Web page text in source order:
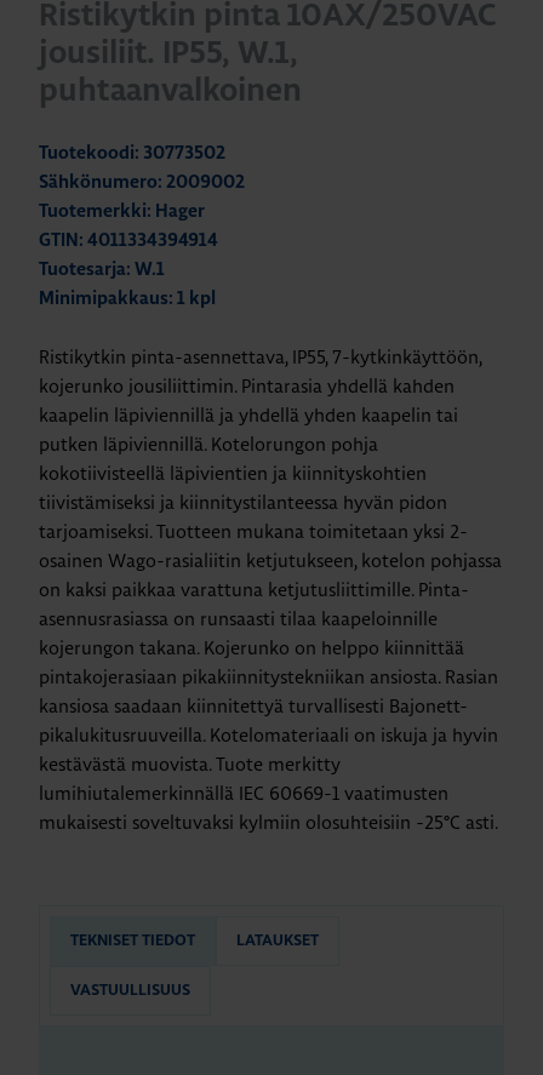
Ristikytkin pinta 10AX/250VAC
jousiliit. IP55, W.1,
puhtaanvalkoinen
Tuotekoodi: 30773502
Sähkönumero: 2009002
Tuotemerkki: Hager
GTIN: 4011334394914
Tuotesarja: W.1
Minimipakkaus: 1 kpl
Ristikytkin pinta-asennettava, IP55, 7-kytkinkäyttöön,
kojerunko jousiliittimin. Pintarasia yhdellä kahden
kaapelin läpiviennillä ja yhdellä yhden kaapelin tai
putken läpiviennillä. Kotelorungon pohja
kokotiivisteellä läpivientien ja kiinnityskohtien
tiivistämiseksi ja kiinnitystilanteessa hyvän pidon
tarjoamiseksi. Tuotteen mukana toimitetaan yksi 2-
osainen Wago-rasialiitin ketjutukseen, kotelon pohjassa
on kaksi paikkaa varattuna ketjutusliittimille. Pinta-
asennusrasiassa on runsaasti tilaa kaapeloinnille
kojerungon takana. Kojerunko on helppo kiinnittää
pintakojerasiaan pikakiinnitystekniikan ansiosta. Rasian
kansiosa saadaan kiinnitettyä turvallisesti Bajonett-
pikalukitusruuveilla. Kotelomateriaali on iskuja ja hyvin
kestävästä muovista. Tuote merkitty
lumihiutalemerkinnällä IEC 60669-1 vaatimusten
mukaisesti soveltuvaksi kylmiin olosuhteisiin -25°C asti.
TEKNISET TIEDOT LATAUKSET
VASTUULLISUUS